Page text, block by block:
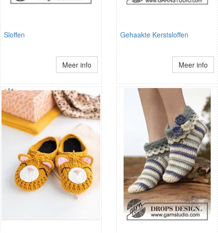
Sloffen
Meer info
Gehaakte Kerstsloffen
Meer info